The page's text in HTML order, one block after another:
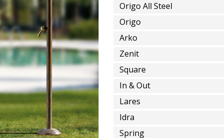
Origo All Steel
Origo
Arko
Zenit
Square
In & Out
Lares
Idra
Spring